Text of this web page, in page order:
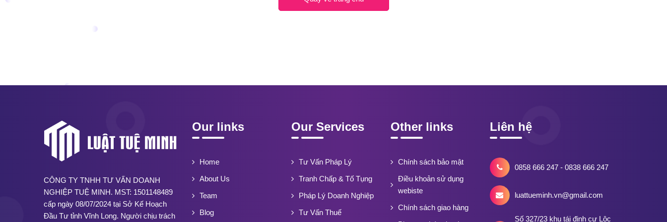
CÔNG TY TNHH TƯ VẤN DOANH
NGHIỆP TUỆ MINH. MST: 1501148489
cấp ngày 08/07/2024 tại Sở Kế Hoạch
Đầu Tư tỉnh Vĩnh Long. Người chịu trách
Our links
Home
About Us
Team
Blog
Our Services
Tư Vấn Pháp Lý
Tranh Chấp & Tố Tụng
Pháp Lý Doanh Nghiệp
Tư Vấn Thuế
Other links
Chính sách bảo mật
Điều khoản sử dụng
webiste
Chính sách giao hàng
Liên hệ
0858 666 247 - 0838 666 247
luattueminh.vn@gmail.com
Số 327/23 khu tái định cư Lộc